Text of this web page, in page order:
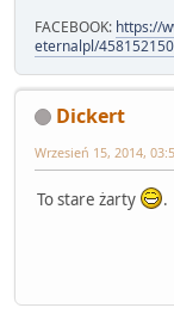
FACEBOOK: https://
eternalpl/
Dickert
Wrzesień 15, 2014,
To stare żarty .